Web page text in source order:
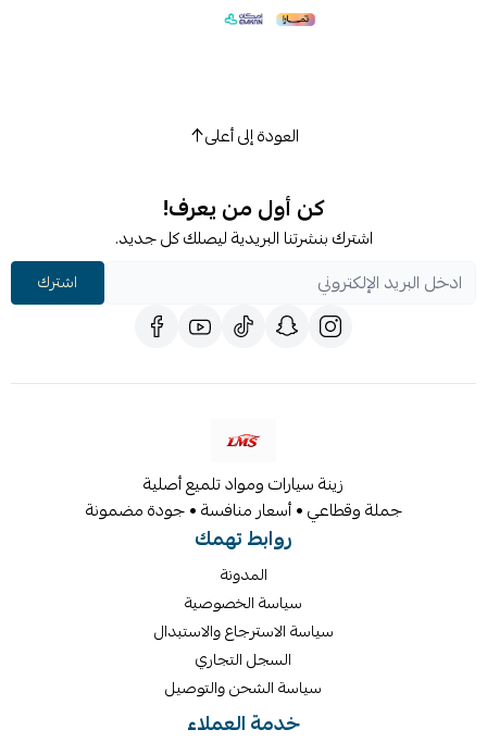
العودة إلى أعلى
كن أول من يعرف!
اشترك بنشرتنا البريدية ليصلك كل جديد.
اشترك
زينة سيارات ومواد تلميع أصلية
جملة وقطاعي • أسعار منافسة • جودة مضمونة
روابط تهمك
المدونة
سياسة الخصوصية
سياسة الاسترجاع والاستبدال
السجل التجاري
سياسة الشحن والتوصيل
خدمة العملاء